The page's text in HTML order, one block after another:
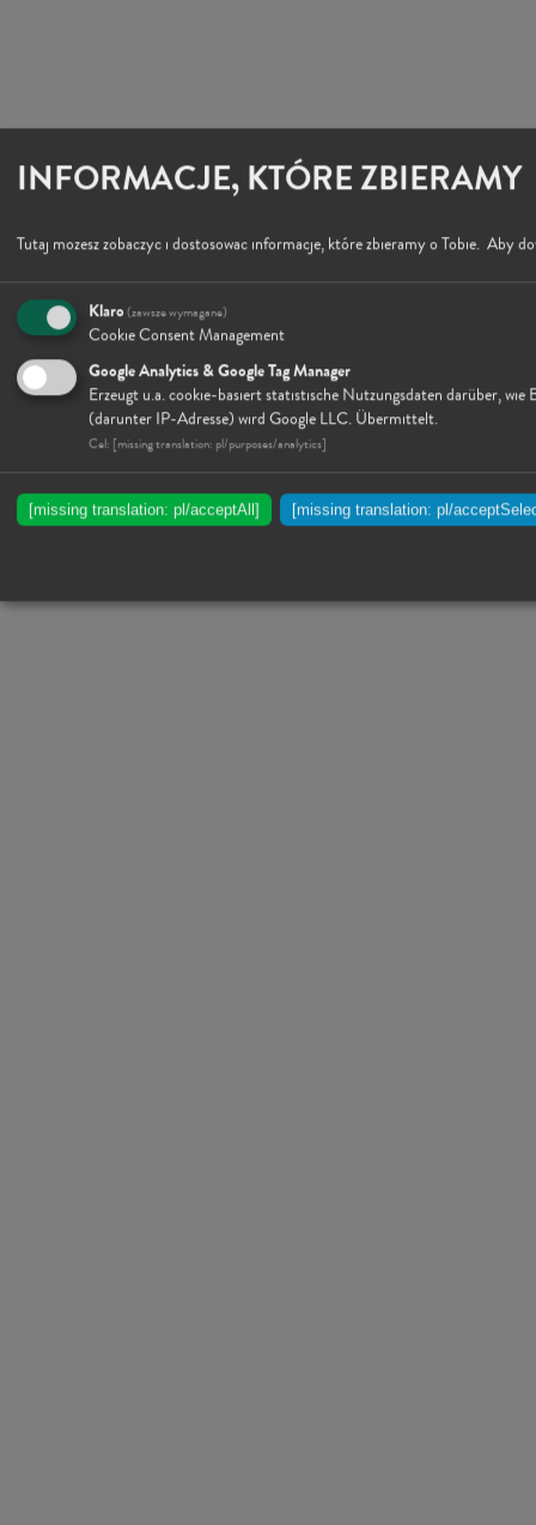
INFORMACJE, KTÓRE ZBIERAMY
Tutaj mozesz zobaczyc i dostosowac informacje, które zbieramy o Tobie. Aby
Klaro(zawsze wymagane)
Cookie Consent Management
Google Analytics & Google Tag Manager
Erzeugt u.a. cookie-basiert statistische Nutzungsdaten darüber,
(darunter IP-Adresse) wird Google LLC. Übermittelt.
Cel: [missing translation: pl/purposes/analytics]
[missing translation: pl/acceptAll] [missing translation: pl/